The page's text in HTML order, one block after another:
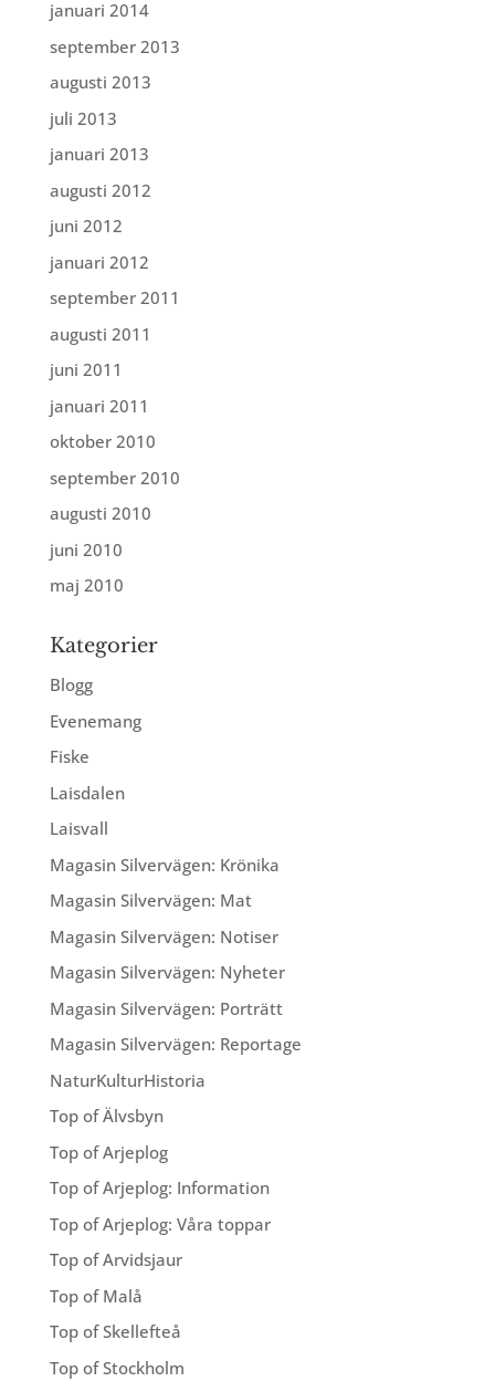
januari 2014
september 2013
augusti 2013
juli 2013
januari 2013
augusti 2012
juni 2012
januari 2012
september 2011
augusti 2011
juni 2011
januari 2011
oktober 2010
september 2010
augusti 2010
juni 2010
maj 2010
Kategorier
Blogg
Evenemang
Fiske
Laisdalen
Laisvall
Magasin Silvervägen: Krönika
Magasin Silvervägen: Mat
Magasin Silvervägen: Notiser
Magasin Silvervägen: Nyheter
Magasin Silvervägen: Porträtt
Magasin Silvervägen: Reportage
NaturKulturHistoria
Top of Älvsbyn
Top of Arjeplog
Top of Arjeplog: Information
Top of Arjeplog: Våra toppar
Top of Arvidsjaur
Top of Malå
Top of Skellefteå
Top of Stockholm